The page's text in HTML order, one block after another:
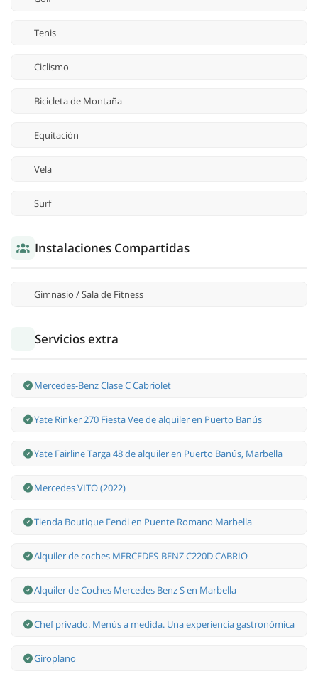
Tenis
Ciclismo
Bicicleta de Montaña
Equitación
Vela
Surf
Instalaciones Compartidas
Gimnasio / Sala de Fitness
Servicios extra
Mercedes-Benz Clase С Cabriolet
Yate Rinker 270 Fiesta Vee de alquiler en Puerto Banús
Yate Fairline Targa 48 de alquiler en Puerto Banús, Marbella
Mercedes VITO (2022)
Tienda Boutique Fendi en Puente Romano Marbella
Alquiler de coches MERCEDES-BENZ C220D CABRIO
Alquiler de Coches Mercedes Benz S en Marbella
Chef privado. Menús a medida. Una experiencia gastronómica
Giroplano